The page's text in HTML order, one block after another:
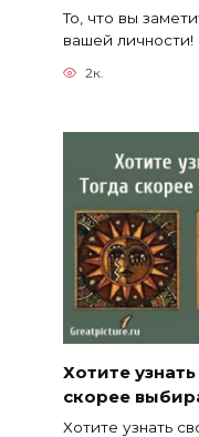
То, что вы
вашей личности!
2к.
Хотите
скорее
Хотите узнать